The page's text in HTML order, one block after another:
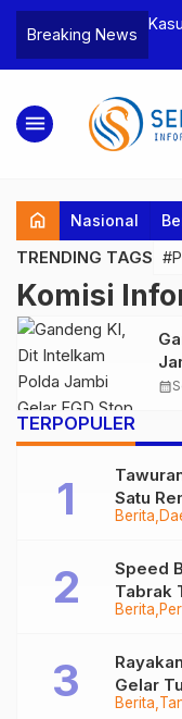
Breaking News
Bea Cukai
Pelaku beserta
dan 146 Gram
menu
home Nasional
TRENDING TAGS
Komisi
calendar_month
TERPOPULER
Berita
Satu
Berita
Speed
Tabrak
Sempat
Berita
Gelar
Juta